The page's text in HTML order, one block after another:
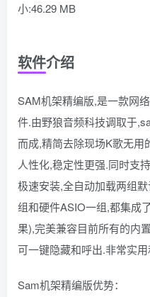
小:46.29 MB
软件介绍
SAM机架精编版,是一款网
件.由野狼音频科技调取于
而成,精简去除现场K歌无用
人性化,稳定性更强.同时支
极速安装,全自动加载两组
组和硬件ASIO一组,都集成
果),完美兼容目前所有的内
可一键隐藏和呼出.非常实
Sam机架精编版优势：